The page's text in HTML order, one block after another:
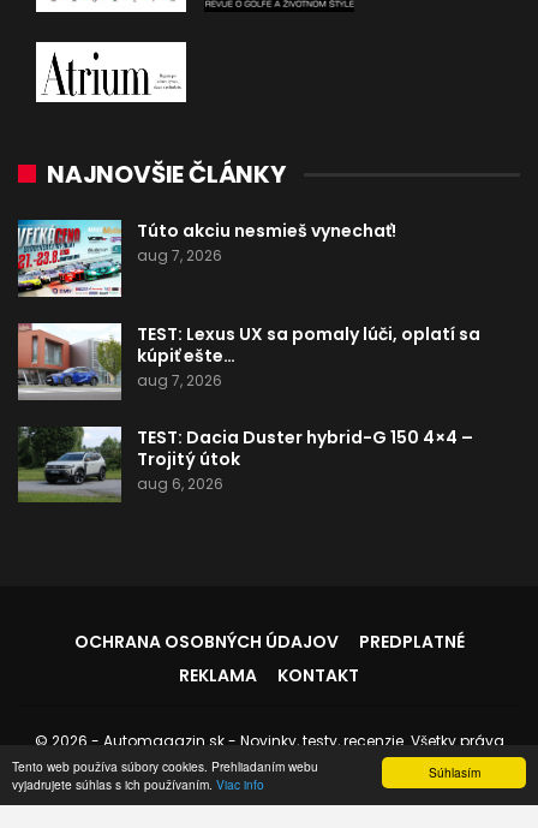
Súhlasím
Tento web používa súbory cookies. Prehliadaním webu
vyjadrujete súhlas s ich používaním. Viac info
NAJNOVŠIE ČLÁNKY
Túto akciu nesmieš vynechať!
aug 7, 2026
TEST: Lexus UX sa pomaly lúči, oplatí sa
kúpiť ešte…
aug 7, 2026
TEST: Dacia Duster hybrid-G 150 4×4 –
Trojitý útok
aug 6, 2026
OCHRANA OSOBNÝCH ÚDAJOV
PREDPLATNÉ
REKLAMA
KONTAKT
© 2026 - Automagazin.sk - Novinky, testy, recenzie. Všetky práva
vyhradené.
Stránku spravuje: